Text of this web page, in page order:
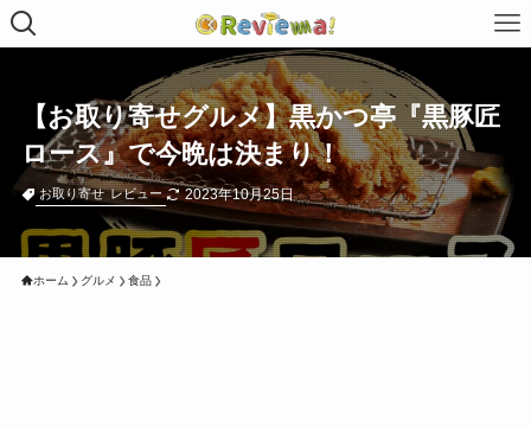
【お取り寄せグルメ】黒かつ亭『黒豚匠
ロース』で今晩は決まり！
お取り寄せ レビュー 2023年10月25日
ホーム グルメ 食品